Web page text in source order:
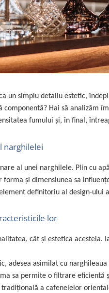
un simplu detaliu estetic,
Hai să analizăm
fumului și, în final,
narghilelei
al unei narghilele. Plin cu
și dimensiunea sa
definitoriu al design-ului
lor
cât și estetica acesteia.
adesea asimilat cu
sa permite o filtrare eficientă
a cafenelelor